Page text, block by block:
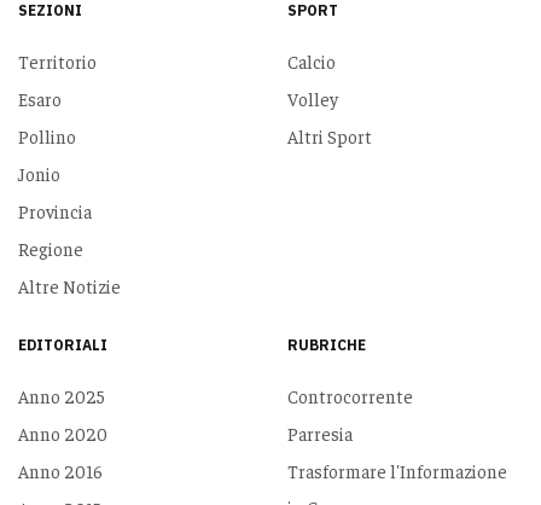
SEZIONI
Territorio
Esaro
Pollino
Jonio
Provincia
Regione
Altre Notizie
SPORT
Calcio
Volley
Altri Sport
EDITORIALI
Anno 2025
Anno 2020
Anno 2016
RUBRICHE
Controcorrente
Parresia
Trasformare l'Informazione